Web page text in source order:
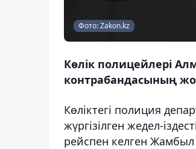
Фото: Zakon.kz
Көлік полицейлері
контрабандасының
Көліктегі полиция
жүргізілген жедел-
рейспен келген